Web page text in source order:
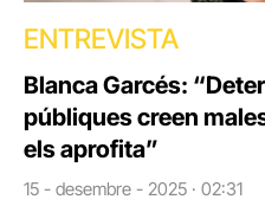
ENTREVISTA
Blanca Garcés:
públiques creen
els aprofita”
15 - desembre - 2025 · 02:31